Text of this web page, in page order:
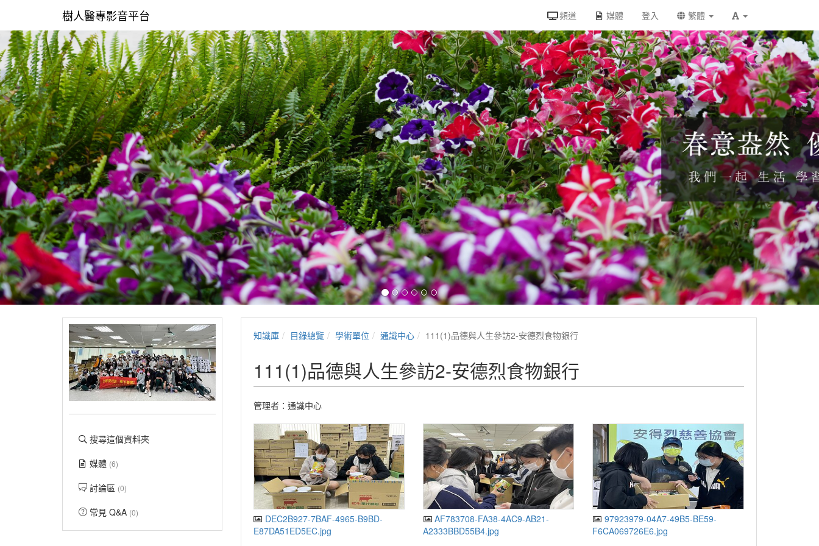
樹人醫專影音平台 頻道 媒體 登入 繁體
搜尋這個資料夾
媒體 (6)
討論區 (0)
常見 Q&A (0)
知識庫 目錄總覽 學術單位 通識中心 111(1)品德與人生參訪2-安德烈食物銀行
111(1)品德與人生參訪2-安德烈食物銀行
管理者：通識中心
DEC2B927-7BAF-4965-B9BD-
E87DA51ED5EC.jpg
AF783708-FA38-4AC9-AB21-
A2333BBD55B4.jpg
97923979-04A7-49B5-BE59-
F6CA069726E6.jpg